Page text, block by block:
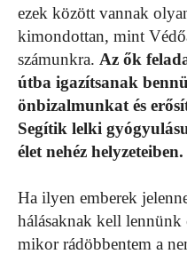
ezek között vannak
kimondottan, mint
számunkra. Az ők
útba igazítsanak
önbizalmunkat és
Segítik lelki
élet nehéz helyzeteiben.
Ha ilyen emberek
hálásaknak kell lennünk
mikor rádöbbentem a